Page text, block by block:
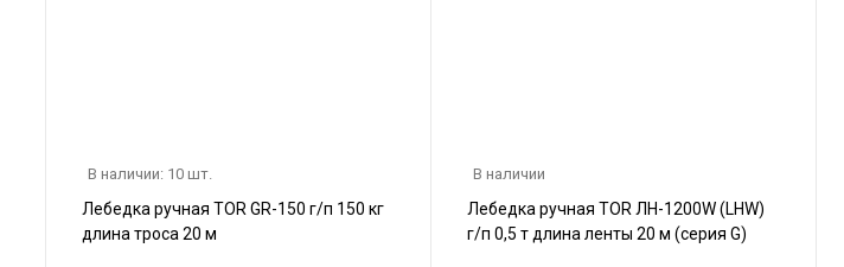
В наличии: 10 шт.
Лебедка ручная TOR GR-150 г/п 150 кг
длина троса 20 м
В наличии
Лебедка ручная TOR ЛН-1200W (LHW)
г/п 0,5 т длина ленты 20 м (серия G)